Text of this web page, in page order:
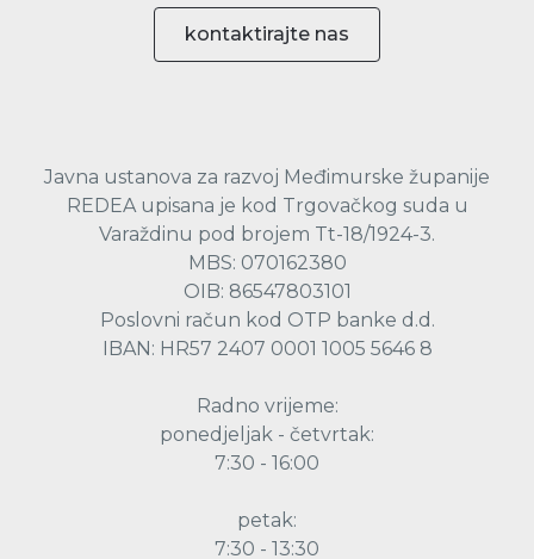
kontaktirajte nas
Javna ustanova za razvoj Međimurske županije
REDEA upisana je kod Trgovačkog suda u
Varaždinu pod brojem Tt-18/1924-3.
MBS: 070162380
OIB: 86547803101
Poslovni račun kod OTP banke d.d.
IBAN: HR57 2407 0001 1005 5646 8
Radno vrijeme:
ponedjeljak - četvrtak:
7:30 - 16:00
petak:
7:30 - 13:30